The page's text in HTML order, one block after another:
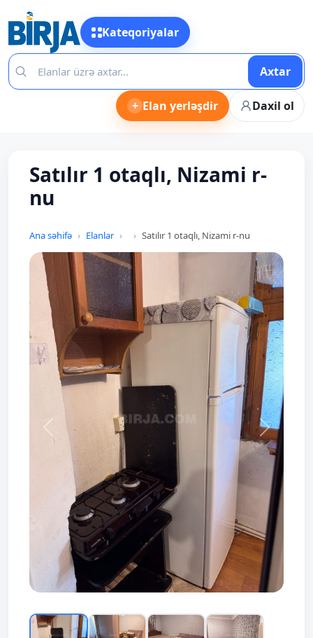
Kateqoriyalar
Axtar
+ Elan yerləşdir Daxil ol
Satılır 1 otaqlı, Nizami r-
nu
Ana səhifə Elanlar Satılır 1 otaqlı, Nizami r-nu
Prev Next